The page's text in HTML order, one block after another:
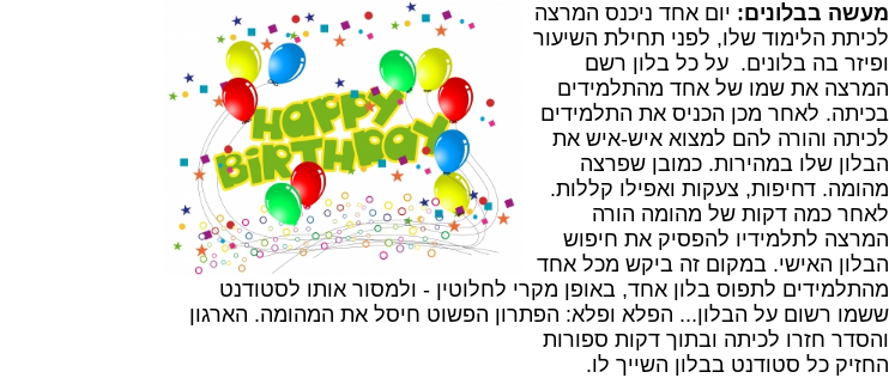
מעשה בבלונים: יום אחד ניכנס המרצה
לכיתת הלימוד שלו, לפני תחילת השיעור
ופיזר בה בלונים. על כל בלון רשם
המרצה את שמו של אחד מהתלמידים
בכיתה. לאחר מכן הכניס את התלמידים
לכיתה והורה להם למצוא איש-איש את
הבלון שלו במהירות. כמובן שפרצה
מהומה. דחיפות, צעקות ואפילו קללות.
לאחר כמה דקות של מהומה הורה
המרצה לתלמידיו להפסיק את חיפוש
הבלון האישי. במקום זה ביקש מכל אחד
מהתלמידים לתפוס בלון אחד, באופן מקרי לחלוטין - ולמסור אותו לסטודנט
ששמו רשום על הבלון... הפלא ופלא: הפתרון הפשוט חיסל את המהומה. הארגון
והסדר חזרו לכיתה ובתוך דקות ספורות
החזיק כל סטודנט בבלון השייך לו.